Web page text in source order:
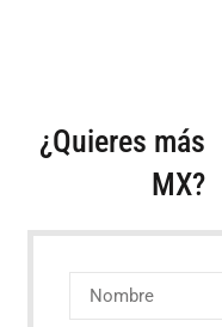
¿Quieres más
MX?